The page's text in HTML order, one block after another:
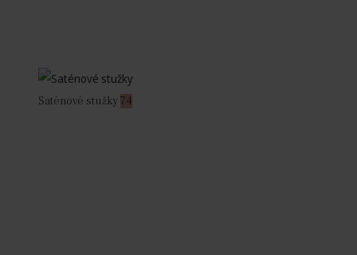
Saténové stužky74